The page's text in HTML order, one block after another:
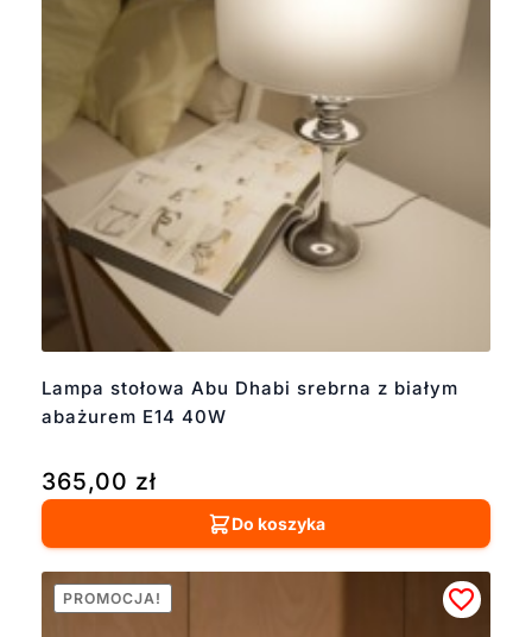
Lampa stołowa Abu Dhabi srebrna z białym
abażurem E14 40W
365,00 zł
Do koszyka
PROMOCJA!